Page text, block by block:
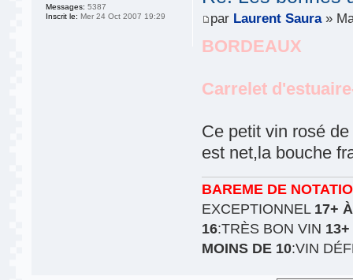
par Laurent Saura»
BORDEAUX
Carrelet
Ce petit vin rosé
est net,la bouche
BAREME DE
EXCEPTIONNEL 17+
16:TRÈS BON VIN
MOINS DE 10:VIN
Messages: 5387
Inscrit le: Mer 24 Oct 2007 19:29